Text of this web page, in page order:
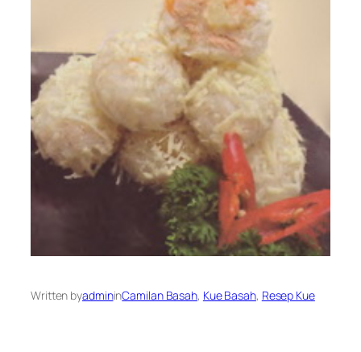
Written byadmininCamilan Basah, Kue Basah, Resep Kue